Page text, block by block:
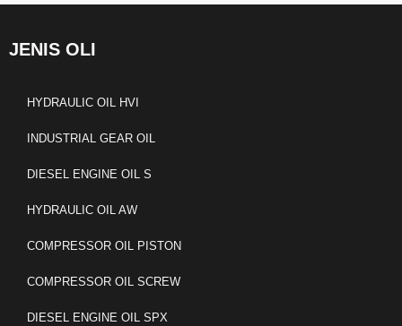
JENIS OLI
HYDRAULIC OIL HVI
INDUSTRIAL GEAR OIL
DIESEL ENGINE OIL S
HYDRAULIC OIL AW
COMPRESSOR OIL PISTON
COMPRESSOR OIL SCREW
DIESEL ENGINE OIL SPX